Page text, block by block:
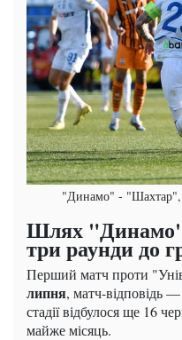
"Динамо" - "Шахтар",
Шлях "Динамо"
три раунди до
Перший матч проти
липня, матч-відповідь —
стадії відбулося ще 16
майже місяць.